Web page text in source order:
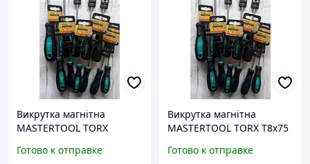
Викрутка магнітна
MASTERTOOL TORX
покриттям 49-0097
Готово к отправке
Викрутка магнітна
MASTERTOOL TORX T8х75
49-0087
Готово к отправке